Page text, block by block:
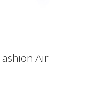
Air